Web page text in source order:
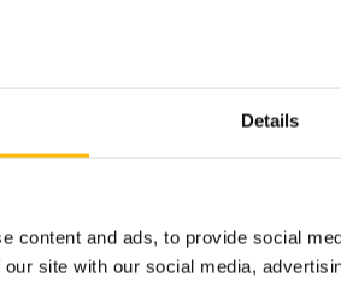
Details
content and ads, to provide social
site with our social media,
احجز طاولة للعصر المسائي أو